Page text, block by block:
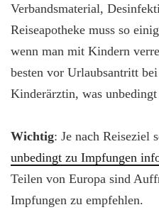
Verbandsmaterial,
Reiseapotheke muss so
wenn man mit Kindern
besten vor Urlaubsantritt
Kinderärztin, was
Wichtig: Je nach Reiseziel
unbedingt zu Impfungen
Teilen von Europa sind
Impfungen zu empfehlen.